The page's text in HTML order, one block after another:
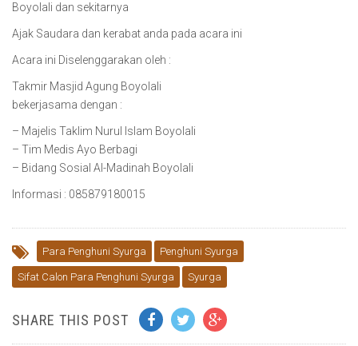
Boyolali dan sekitarnya
Ajak Saudara dan kerabat anda pada acara ini
Acara ini Diselenggarakan oleh :
Takmir Masjid Agung Boyolali
bekerjasama dengan :
– Majelis Taklim Nurul Islam Boyolali
– Tim Medis Ayo Berbagi
– Bidang Sosial Al-Madinah Boyolali
Informasi : 085879180015
Para Penghuni Syurga Penghuni Syurga
Sifat Calon Para Penghuni Syurga Syurga
SHARE THIS POST